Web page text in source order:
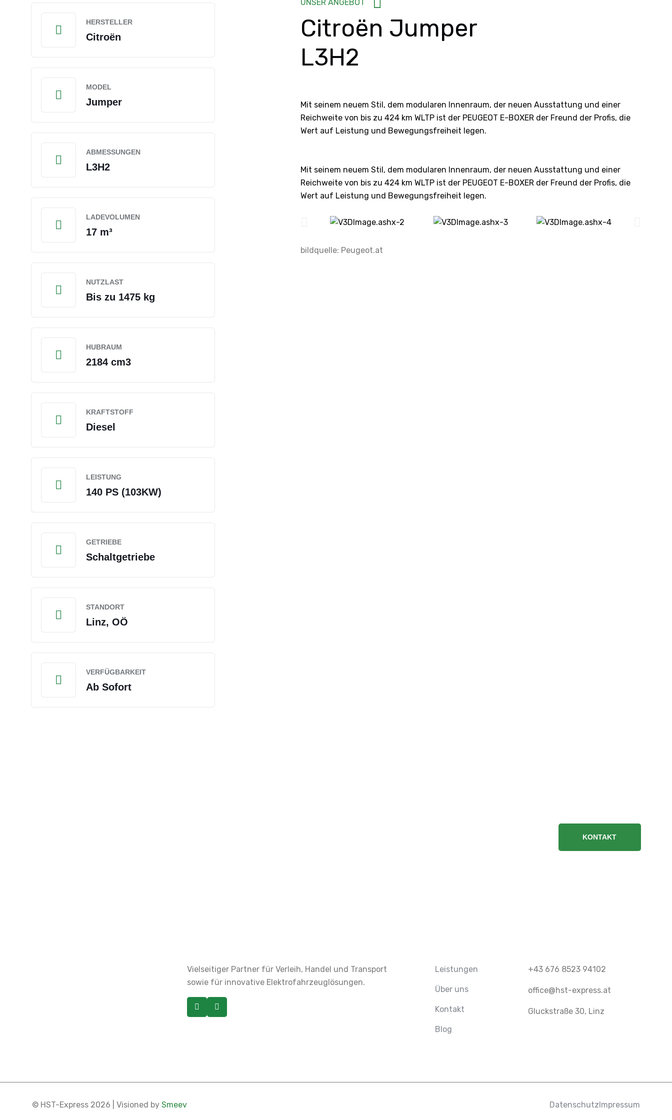
HERSTELLER
Citroën
MODEL
Jumper
ABMESSUNGEN
L3H2
LADEVOLUMEN
17 m³
NUTZLAST
Bis zu 1475 kg
HUBRAUM
2184 cm3
KRAFTSTOFF
Diesel
LEISTUNG
140 PS (103KW)
GETRIEBE
Schaltgetriebe
STANDORT
Linz, OÖ
VERFÜGBARKEIT
Ab Sofort
UNSER ANGEBOT
Citroën Jumper
L3H2
Mit seinem neuem Stil, dem modularen Innenraum, der neuen Ausstattung und einer
Reichweite von bis zu 424 km WLTP ist der PEUGEOT E-BOXER der Freund der Profis, die
Wert auf Leistung und Bewegungsfreiheit legen.
Mit seinem neuem Stil, dem modularen Innenraum, der neuen Ausstattung und einer
Reichweite von bis zu 424 km WLTP ist der PEUGEOT E-BOXER der Freund der Profis, die
Wert auf Leistung und Bewegungsfreiheit legen.
bildquelle: Peugeot.at
KONTAKT
Vielseitiger Partner für Verleih, Handel und Transport
sowie für innovative Elektrofahrzeuglösungen.
Leistungen
Über uns
Kontakt
Blog
+43 676 8523 94102
office@hst-express.at
Gluckstraße 30, Linz
© HST-Express 2026 | Visioned by Smeev DatenschutzImpressum